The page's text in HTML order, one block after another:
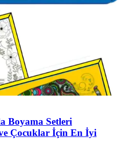
Boyama Setleri
ve Çocuklar İçin En İyi